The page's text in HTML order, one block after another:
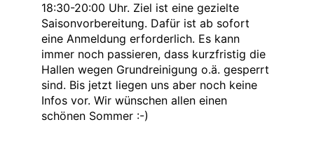
18:30-20:00 Uhr. Ziel ist eine gezielte
Saisonvorbereitung. Dafür ist ab sofort
eine Anmeldung erforderlich. Es kann
immer noch passieren, dass kurzfristig die
Hallen wegen Grundreinigung o.ä. gesperrt
sind. Bis jetzt liegen uns aber noch keine
Infos vor. Wir wünschen allen einen
schönen Sommer :-)